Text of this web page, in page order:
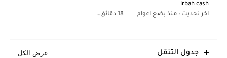
irbah cash
اخر تحديث :منذ بضع اعوام 18 دقائق للقراءة
جدول التنقل